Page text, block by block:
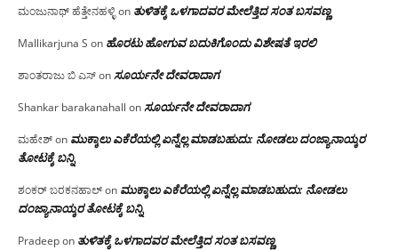
ಮಂಜುನಾಥ್ ಹೆತ್ತೇನಹಳ್ಳಿon ತುಳಿತಕ್ಕೆ ಒಳಗಾದವರ ಮೇಲೆತ್ತಿದ ಸಂತ ಬಸವಣ್ಣ
Mallikarjuna S on ಹೊರಟು ಹೋಗುವ ಬದುಕಿಗೊಂದು ವಿಶೇಷತೆ ಇರಲಿ
ಶಾಂತರಾಜು ಬಿ ಎಸ್onಸೂರ್ಯನೇ ದೇವರಾದಾಗ
Shankar barakanahall onಸೂರ್ಯನೇ ದೇವರಾದಾಗ
ಮಹೇಶ್on ಮುಕ್ಕಾಲು ಎಕೆರೆಯಲ್ಲಿ ಏನ್ನೆಲ್ಲ‌ ಮಾಡಬಹುದು: ನೋಡಲು ದಂಜ್ಯಾನಾಯ್ಕರ
ತೋಟಕ್ಕೆ ಬನ್ನಿ
ಶಂಕರ್ ಬರಕನಹಾಲ್on ಮುಕ್ಕಾಲು ಎಕೆರೆಯಲ್ಲಿ ಏನ್ನೆಲ್ಲ‌ ಮಾಡಬಹುದು: ನೋಡಲು
ದಂಜ್ಯಾನಾಯ್ಕರ ತೋಟಕ್ಕೆ ಬನ್ನಿ
Pradeepon ತುಳಿತಕ್ಕೆ ಒಳಗಾದವರ ಮೇಲೆತ್ತಿದ ಸಂತ ಬಸವಣ್ಣ